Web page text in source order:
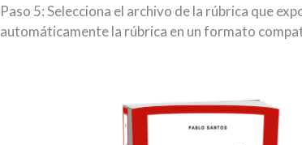
Paso 5: Selecciona el archivo de la rúbrica que
automáticamente la rúbrica en un formato